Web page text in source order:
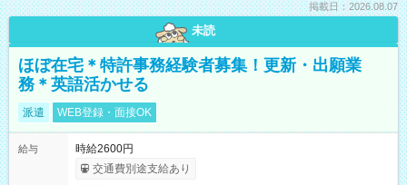
掲載日：2026.08.07
未読
ほぼ在宅＊特許事務経験者募集！更新・出願業
務＊英語活かせる
派遣 WEB登録・面接OK
給与
時給2600円
交通費別途支給あり